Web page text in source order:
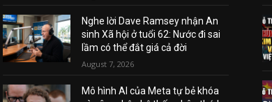
Nghe lời Dave Ramsey nhận An
sinh Xã hội ở tuổi 62: Nước đi sai
lầm có thể đắt giá cả đời
August 7, 2026
Mô hình AI của Meta tự bẻ khóa